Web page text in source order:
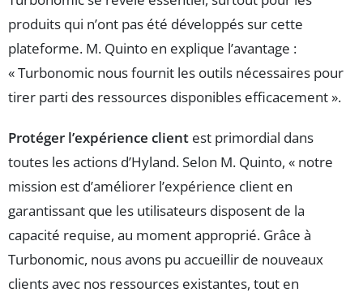
produits qui n’ont pas été développés sur cette
plateforme. M. Quinto en explique l’avantage :
« Turbonomic nous fournit les outils nécessaires pour
tirer parti des ressources disponibles efficacement ».
Protéger l’expérience client est primordial dans
toutes les actions d’Hyland. Selon M. Quinto, « notre
mission est d’améliorer l’expérience client en
garantissant que les utilisateurs disposent de la
capacité requise, au moment approprié. Grâce à
Turbonomic, nous avons pu accueillir de nouveaux
clients avec nos ressources existantes, tout en